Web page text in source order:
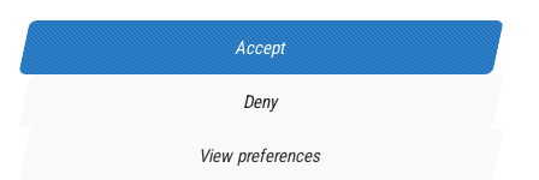
Accept
Deny
View preferences